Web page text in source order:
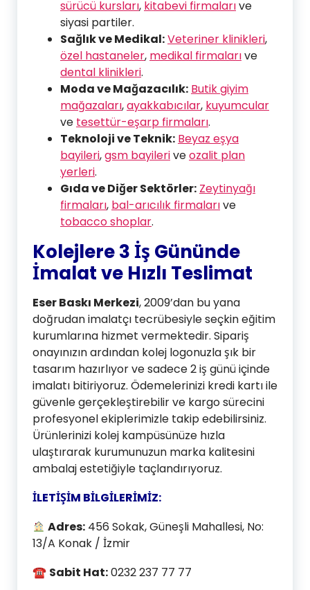
sürücü kursları, kitabevi firmalarıve
siyasi partiler.
Sağlık ve Medikal:Veteriner klinikleri,
özel hastaneler, medikal firmalarıve
dental klinikleri.
Moda ve Mağazacılık: Butik giyim
mağazaları,ayakkabıcılar, kuyumcular
ve tesettür-eşarp firmaları.
Teknoloji ve Teknik: Beyaz eşya
bayileri,gsm bayileriveozalit plan
yerleri.
Gıda ve Diğer Sektörler: Zeytinyağı
firmaları, bal-arıcılık firmalarıve
tobacco shoplar.
Kolejlere 3 İş Gününde
İmalat ve Hızlı Teslimat
Eser Baskı Merkezi, 2009’dan bu yana
doğrudan imalatçı tecrübesiyle seçkin eğitim
kurumlarına hizmet vermektedir. Sipariş
onayınızın ardından kolej logonuzla şık bir
tasarım hazırlıyor ve sadece 2 iş günü içinde
imalatı bitiriyoruz. Ödemelerinizi kredi kartı ile
güvenle gerçekleştirebilir ve kargo sürecini
profesyonel ekiplerimizle takip edebilirsiniz.
Ürünlerinizi kolej kampüsünüze hızla
ulaştırarak kurumunuzun marka kalitesini
ambalaj estetiğiyle taçlandırıyoruz.
İLETİŞİM BİLGİLERİMİZ:
Adres: 456 Sokak, Güneşli Mahallesi, No:
13/A Konak / İzmir
☎ Sabit Hat:0232 237 77 77